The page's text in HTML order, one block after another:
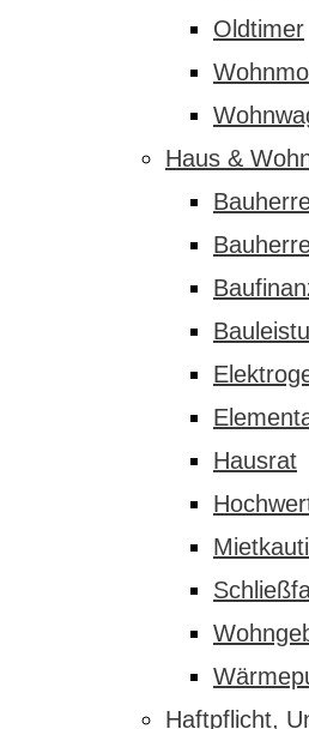
Oldtimer
Haus &
Hausrat
Haftpflicht,